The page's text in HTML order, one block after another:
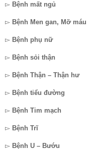
▻ Bệnh mất ngủ
▻ Bệnh Men gan, Mỡ máu
▻ Bệnh phụ nữ
▻ Bệnh sỏi thận
▻ Bệnh Thận – Thận hư
▻ Bệnh tiểu đường
▻ Bệnh Tim mạch
▻ Bệnh Trĩ
▻ Bệnh U – Bướu